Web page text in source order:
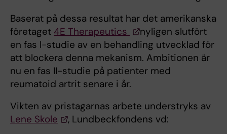
Baserat på dessa resultat har det amerikanska
företaget 4E Therapeutics
nyligen slutfört
en fas I-studie av en behandling utvecklad för
att blockera denna mekanism. Ambitionen är
nu en fas II-studie på patienter med
reumatoid artrit senare i år.
Vikten av pristagarnas arbete understryks av
Lene Skole
, Lundbeckfondens vd: